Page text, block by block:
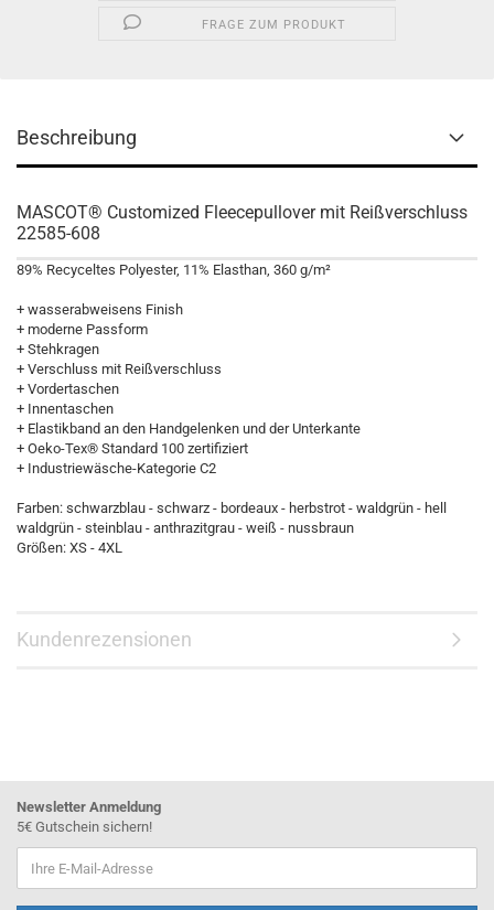
FRAGE ZUM PRODUKT
Beschreibung
MASCOT® Customized Fleecepullover mit Reißverschluss
22585-608
89% Recyceltes Polyester, 11% Elasthan, 360 g/m²
+ wasserabweisens Finish
+ moderne Passform
+ Stehkragen
+ Verschluss mit Reißverschluss
+ Vordertaschen
+ Innentaschen
+ Elastikband an den Handgelenken und der Unterkante
+ Oeko-Tex® Standard 100 zertifiziert
+ Industriewäsche-Kategorie C2
Farben: schwarzblau - schwarz - bordeaux - herbstrot - waldgrün - hell
waldgrün - steinblau - anthrazitgrau - weiß - nussbraun
Größen: XS - 4XL
Kundenrezensionen
Newsletter Anmeldung
5€ Gutschein sichern!